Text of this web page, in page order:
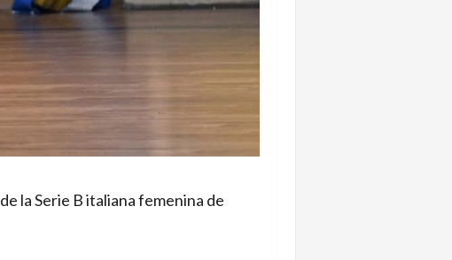
la Serie B italiana femenina de